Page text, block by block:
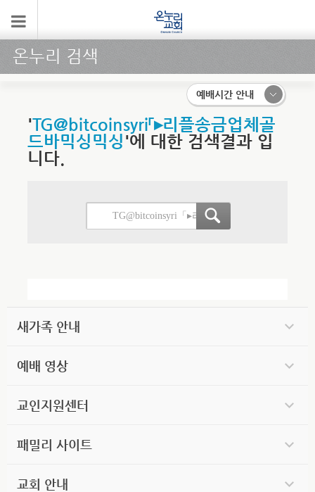
온누리 검색
예배시간 안내
'TG@bitcoinsyri「▸리플송금업체골
드바믹싱믹싱'에 대한 검색결과 입
니다.
새가족 안내
예배 영상
교인지원센터
패밀리 사이트
교회 안내